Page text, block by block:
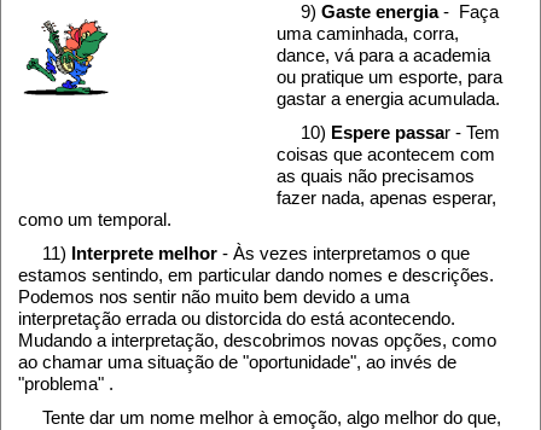
9) Gaste energia- Faça
uma caminhada, corra,
dance, vá para a academia
ou pratique um esporte, para
gastar a energia acumulada.
10) Espere passar - Tem
coisas que acontecem com
as quais não precisamos
fazer nada, apenas esperar,
como um temporal.
11) Interprete melhor - Às vezes interpretamos o que
estamos sentindo, em particular dando nomes e descrições.
Podemos nos sentir não muito bem devido a uma
interpretação errada ou distorcida do está acontecendo.
Mudando a interpretação, descobrimos novas opções, como
ao chamar uma situação de "oportunidade", ao invés de
"problema" .
Tente dar um nome melhor à emoção, algo melhor do que,